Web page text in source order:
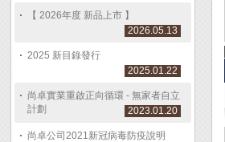
【 2026年度 新品上市 】
2026.05.13
2025 新目錄發行
2025.01.22
尚卓實業重啟正向循環 - 無家者自立
計劃
2023.01.20
尚卓公司2021新冠病毒防疫說明